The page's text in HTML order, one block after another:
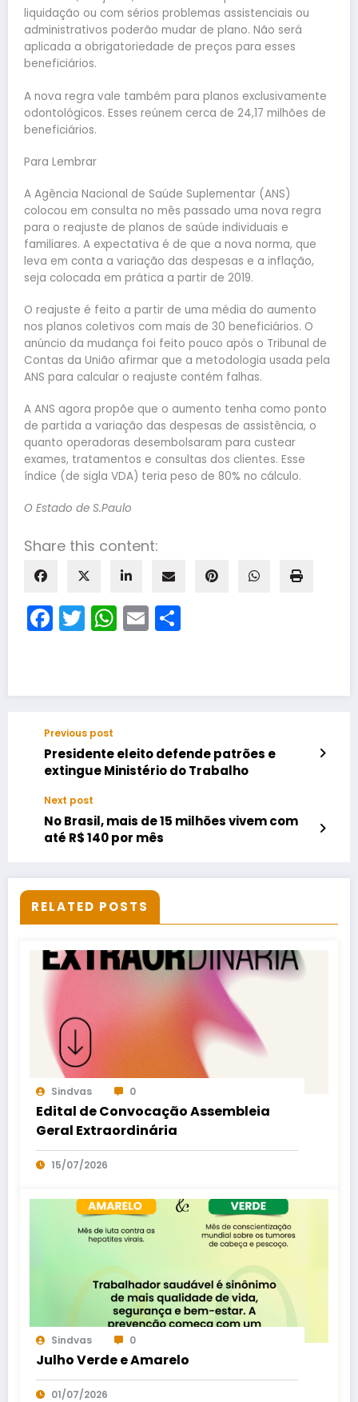
liquidação ou com sérios problemas assistenciais ou
administrativos poderão mudar de plano. Não será
aplicada a obrigatoriedade de preços para esses
beneficiários.
A nova regra vale também para planos exclusivamente
odontológicos. Esses reúnem cerca de 24,17 milhões de
beneficiários.
Para Lembrar
A Agência Nacional de Saúde Suplementar (ANS)
colocou em consulta no mês passado uma nova regra
para o reajuste de planos de saúde individuais e
familiares. A expectativa é de que a nova norma, que
leva em conta a variação das despesas e a inflação,
seja colocada em prática a partir de 2019.
O reajuste é feito a partir de uma média do aumento
nos planos coletivos com mais de 30 beneficiários. O
anúncio da mudança foi feito pouco após o Tribunal de
Contas da União afirmar que a metodologia usada pela
ANS para calcular o reajuste contém falhas.
A ANS agora propõe que o aumento tenha como ponto
de partida a variação das despesas de assistência, o
quanto operadoras desembolsaram para custear
exames, tratamentos e consultas dos clientes. Esse
índice (de sigla VDA) teria peso de 80% no cálculo.
O Estado de S.Paulo
Share this content:
Facebook
Twitter
WhatsApp
Email
Previous post
Presidente eleito defende patrões e
extingue Ministério do Trabalho
Next post
No Brasil, mais de 15 milhões vivem com
até R$ 140 por mês
RELATED POSTS
Sindvas 0
Edital de Convocação Assembleia
Geral Extraordinária
15/07/2026
Sindvas 0
Julho Verde e Amarelo
01/07/2026